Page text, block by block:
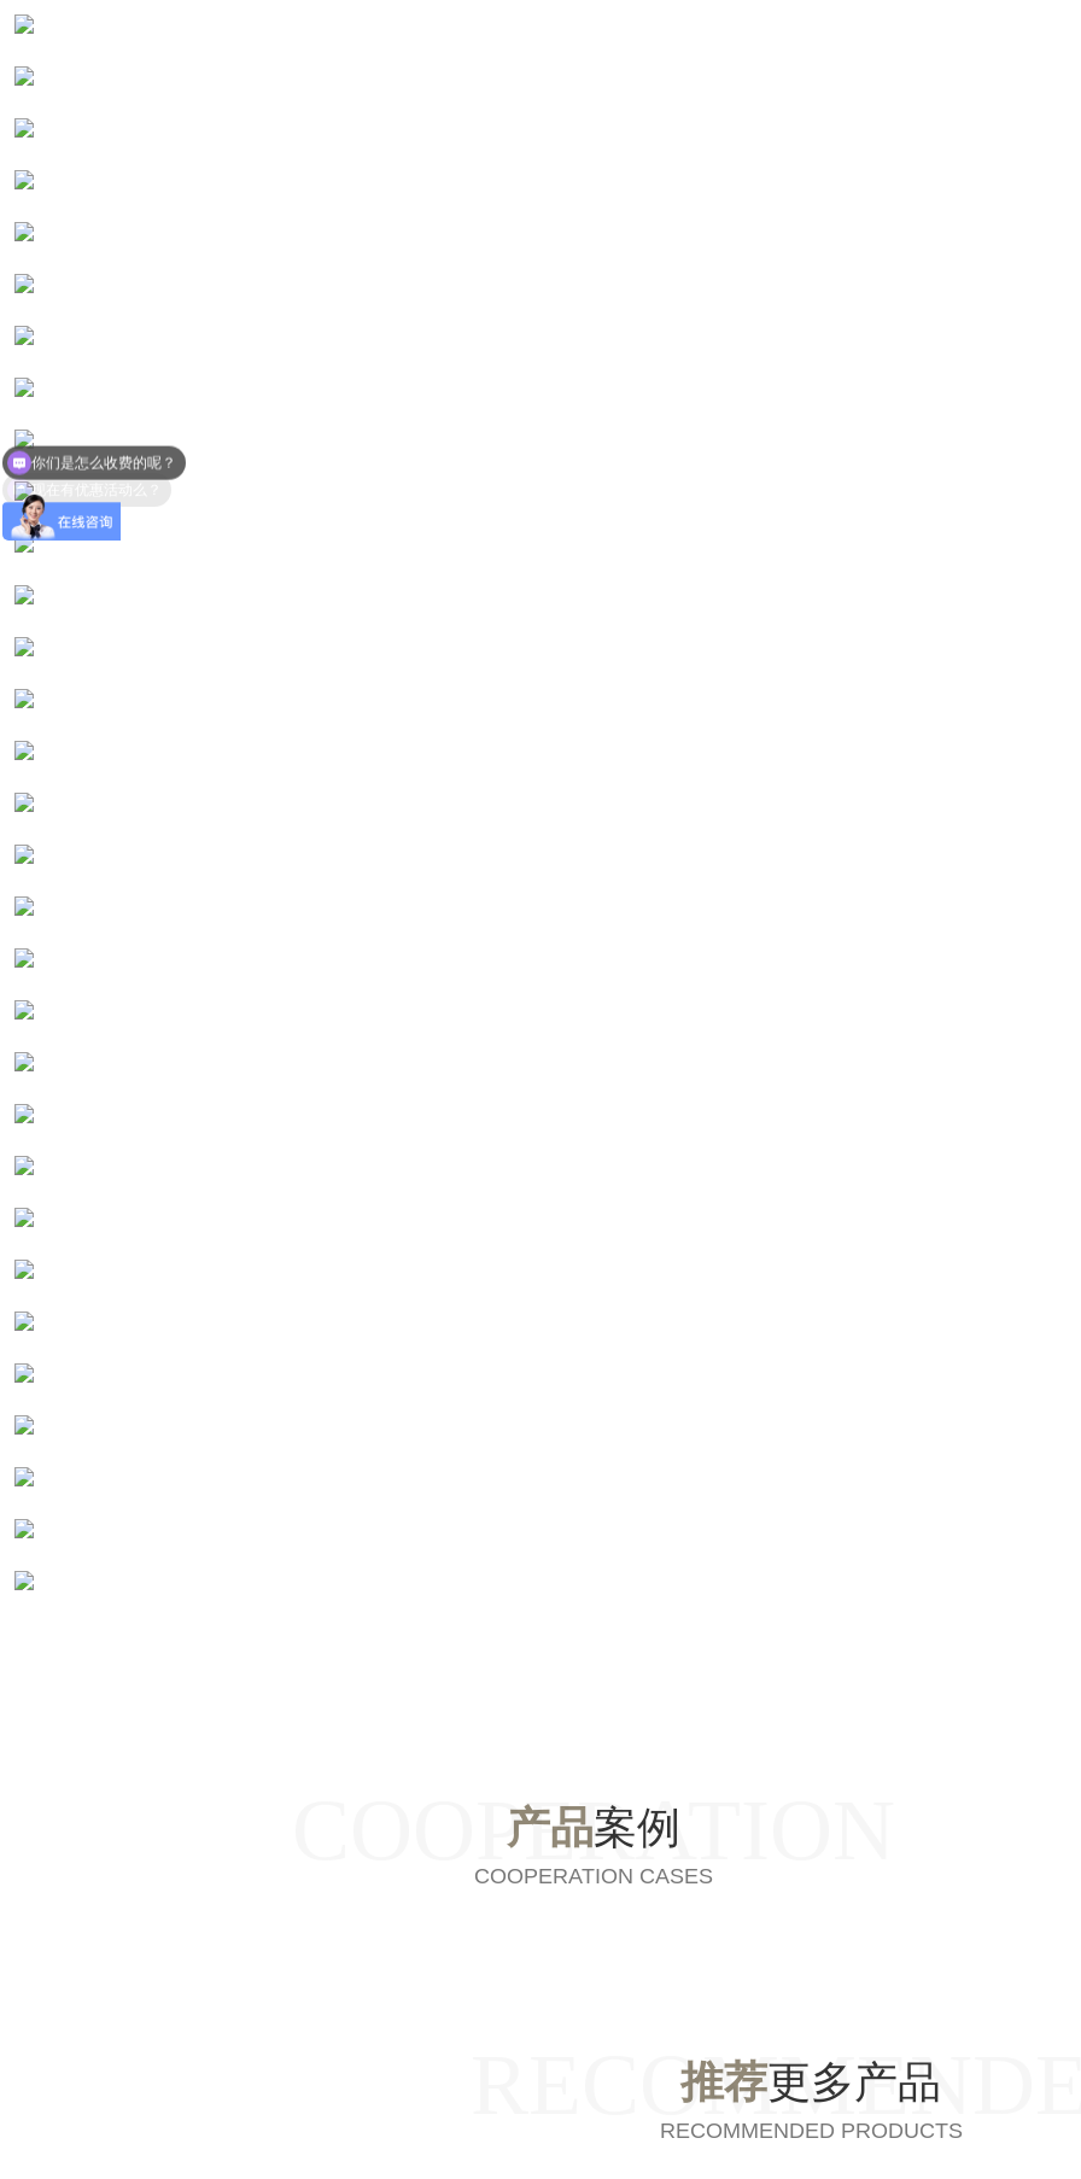
COOPERATION
产品案例
COOPERATION CASES
推荐更多产品
RECOMMENDED PRODUCTS
现在有优惠活动么？